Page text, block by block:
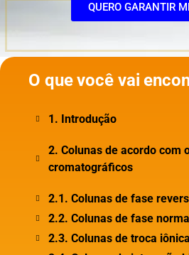
QUERO GARANTIR
O que você vai
1. Introdução
2. Colunas de acordo com
cromatográficos
2.1. Colunas de fase
2.2. Colunas de fase
2.3. Colunas de troca iônica